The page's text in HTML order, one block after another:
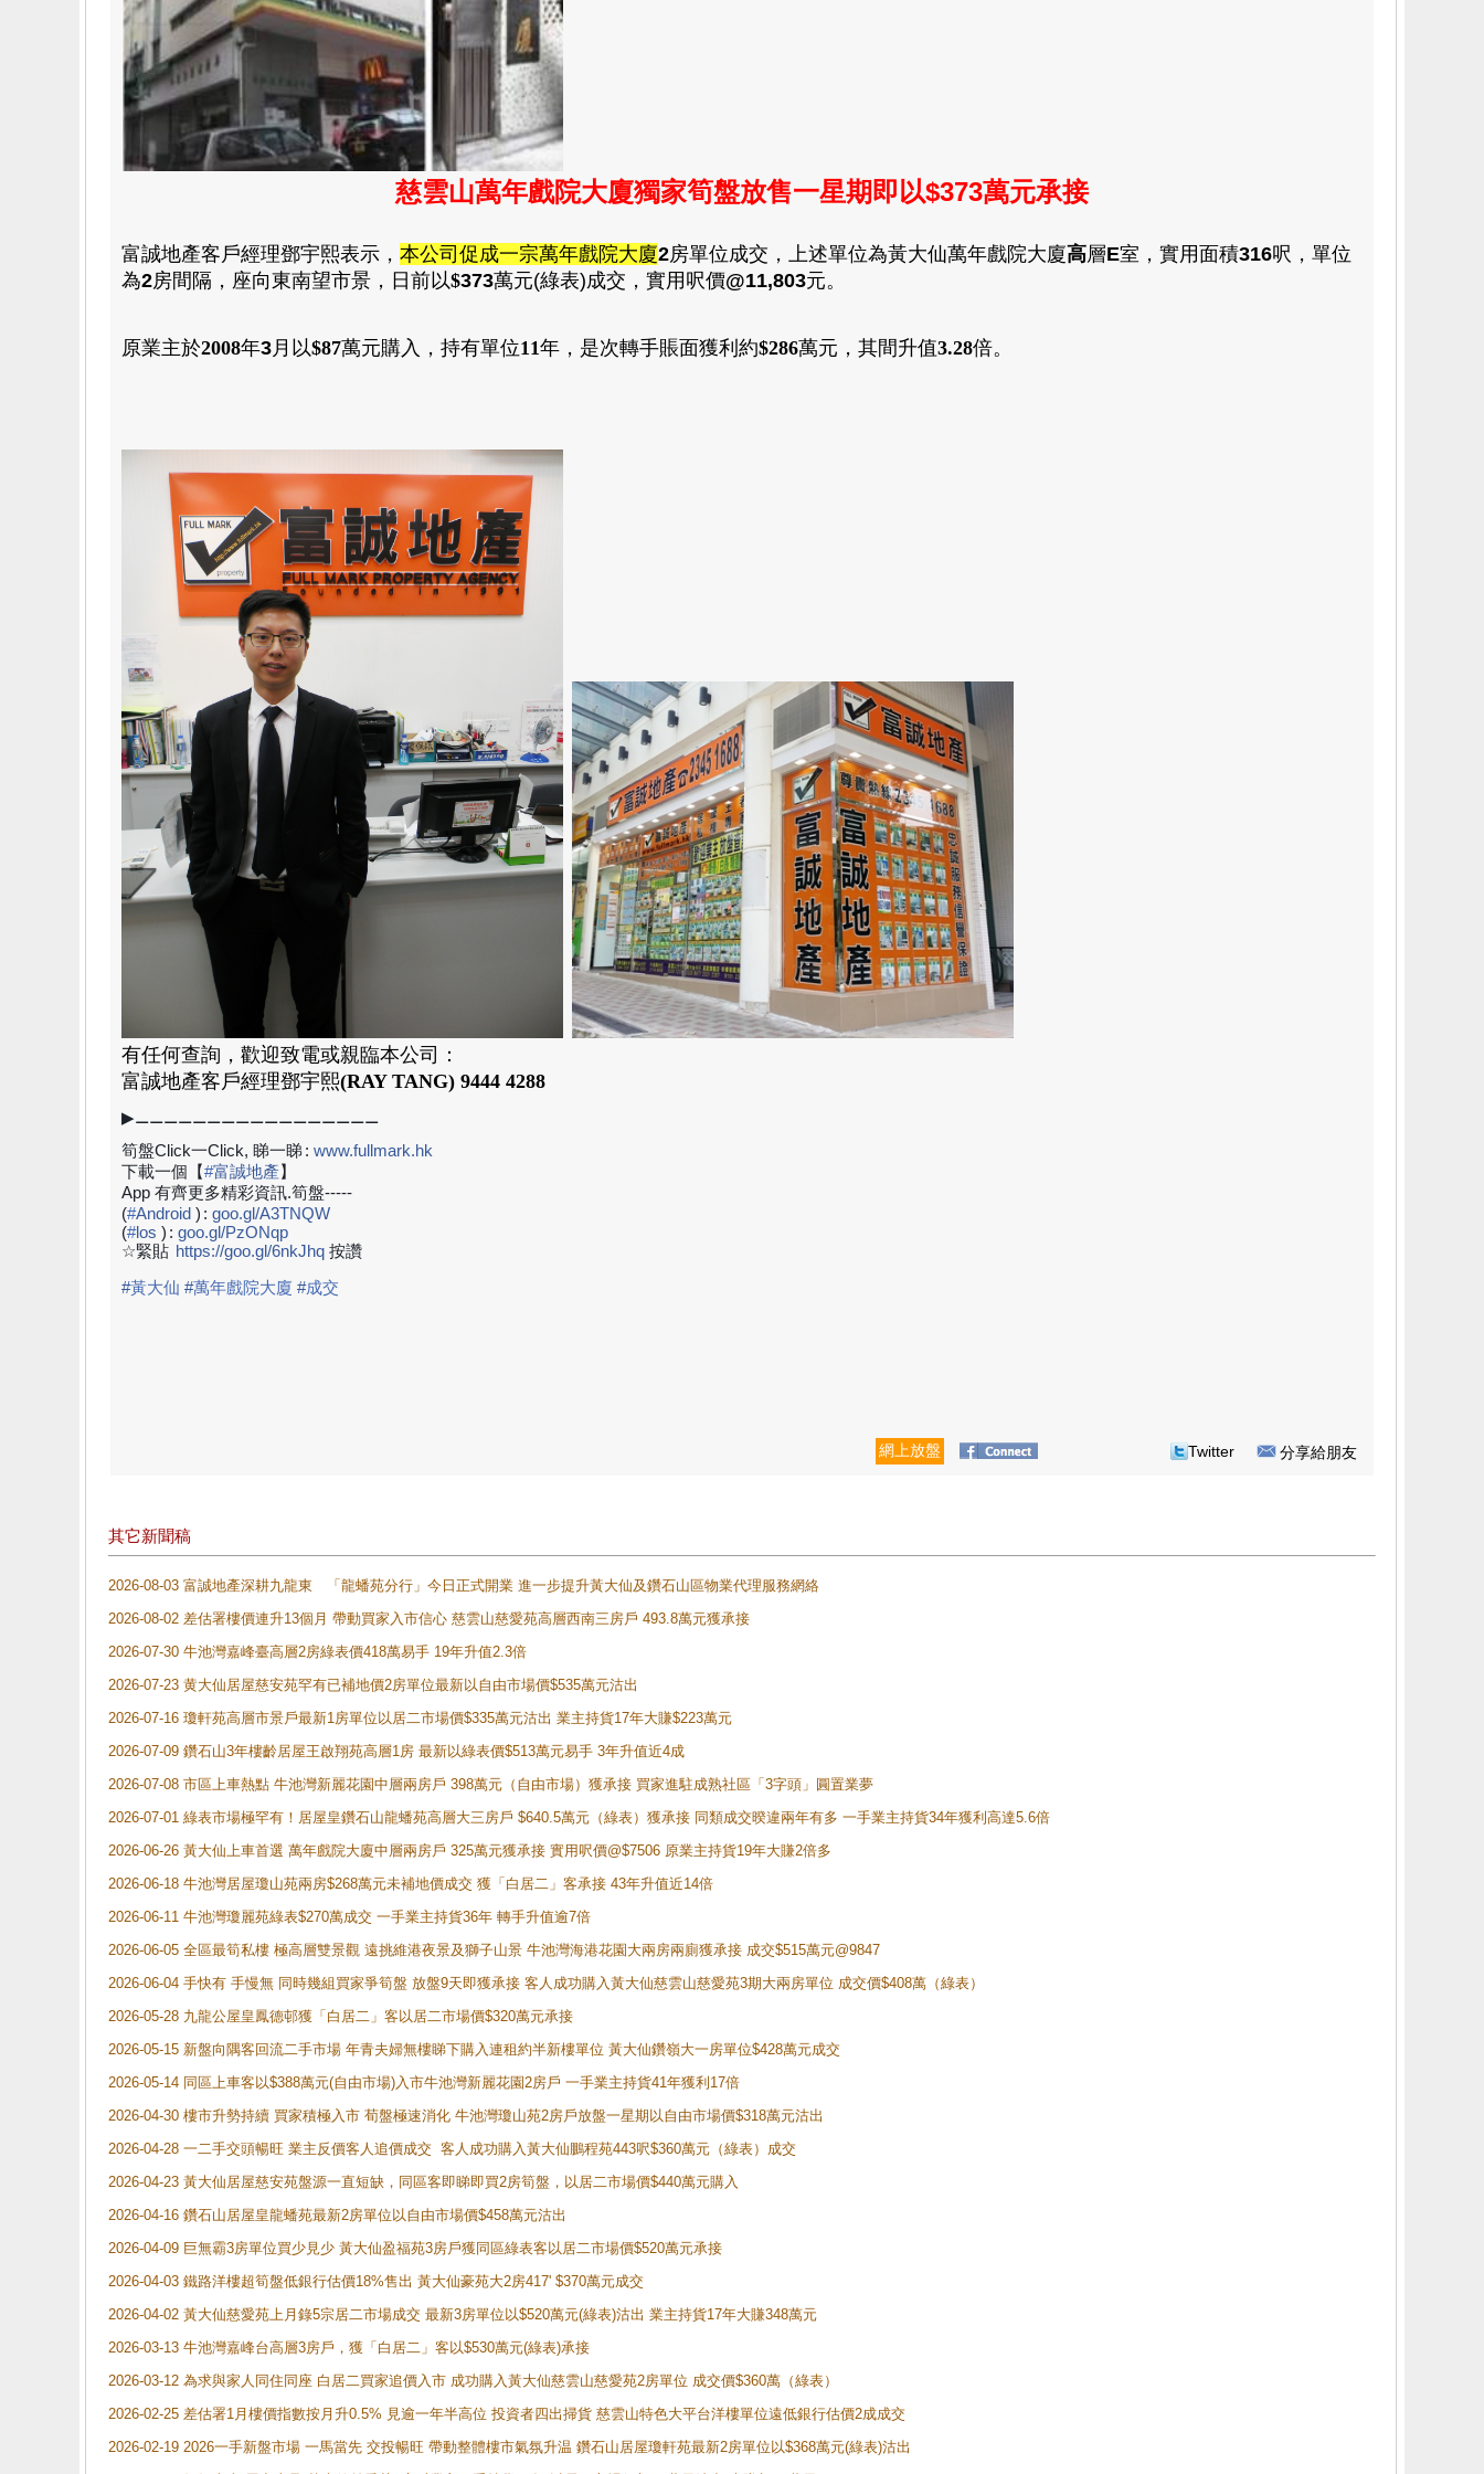
慈雲山萬年戲院大廈獨家筍盤放售一星期即以$373萬元承接
富誠地產客戶經理鄧宇熙表示 ， 本公司促成一宗萬年戲院大廈2房單位成交 ， 上述單位為黃大仙萬年戲院大廈高層E室 ， 實用 面積316呎， 單位
為2房間隔 ， 座向東南望市景 ，日前以$373萬元(綠表)成交 ， 實用呎價@11,803元。
原業主於2008年3月 以$87萬元購入 ， 持有單位11年 ， 是次轉手賬面獲利約$286萬元 ， 其間升值3.28倍。
有任何查詢，歡迎致電或親臨本公司：
富誠地產客戶經理鄧宇熙(RAY TANG) 9444 4288
▶⚊⚊⚊⚊⚊⚊⚊⚊⚊⚊⚊⚊⚊⚊⚊⚊⚊
筍盤Click一Click, 睇一睇: www.fullmark.hk
下載一個【#富誠地產】
App 有齊更多精彩資訊.筍盤-----
(#Android ) : goo.gl/A3TNQW
(#los ) : goo.gl/PzONqp
☆緊貼 https://goo.gl/6nkJhq 按讚
#黃大仙 #萬年戲院大廈 #成交
網上放盤 Twitter 分享給朋友
其它新聞稿
2026-08-03 富誠地產深耕九龍東 「龍蟠苑分行」今日正式開業 進一步提升黃大仙及鑽石山區物業代理服務網絡
2026-08-02 差估署樓價連升13個月 帶動買家入市信心 慈雲山慈愛苑高層西南三房戶 493.8萬元獲承接
2026-07-30 牛池灣嘉峰臺高層2房綠表價418萬易手 19年升值2.3倍
2026-07-23 黄大仙居屋慈安苑罕有已補地價2房單位最新以自由市場價$535萬元沽出
2026-07-16 瓊軒苑高層市景戶最新1房單位以居二市場價$335萬元沽出 業主持貨17年大賺$223萬元
2026-07-09 鑽石山3年樓齡居屋王啟翔苑高層1房 最新以綠表價$513萬元易手 3年升值近4成
2026-07-08 市區上車熱點 牛池灣新麗花園中層兩房戶 398萬元（自由市場）獲承接 買家進駐成熟社區「3字頭」圓置業夢
2026-07-01 綠表市場極罕有！居屋皇鑽石山龍蟠苑高層大三房戶 $640.5萬元（綠表）獲承接 同類成交暌違兩年有多 一手業主持貨34年獲利高達5.6倍
2026-06-26 黃大仙上車首選 萬年戲院大廈中層兩房戶 325萬元獲承接 實用呎價@$7506 原業主持貨19年大賺2倍多
2026-06-18 牛池灣居屋瓊山苑兩房$268萬元未補地價成交 獲「白居二」客承接 43年升值近14倍
2026-06-11 牛池灣瓊麗苑綠表$270萬成交 一手業主持貨36年 轉手升值逾7倍
2026-06-05 全區最筍私樓 極高層雙景觀 遠挑維港夜景及獅子山景 牛池灣海港花園大兩房兩廁獲承接 成交$515萬元@9847
2026-06-04 手快有 手慢無 同時幾組買家爭筍盤 放盤9天即獲承接 客人成功購入黃大仙慈雲山慈愛苑3期大兩房單位 成交價$408萬（綠表）
2026-05-28 九龍公屋皇鳳德邨獲「白居二」客以居二市場價$320萬元承接
2026-05-15 新盤向隅客回流二手市場 年青夫婦無樓睇下購入連租約半新樓單位 黃大仙鑽嶺大一房單位$428萬元成交
2026-05-14 同區上車客以$388萬元(自由市場)入市牛池灣新麗花園2房戶 一手業主持貨41年獲利17倍
2026-04-30 樓市升勢持續 買家積極入市 荀盤極速消化 牛池灣瓊山苑2房戶放盤一星期以自由市場價$318萬元沽出
2026-04-28 一二手交頭暢旺 業主反價客人追價成交 客人成功購入黃大仙鵬程苑443呎$360萬元（綠表）成交
2026-04-23 黃大仙居屋慈安苑盤源一直短缺，同區客即睇即買2房筍盤，以居二市場價$440萬元購入
2026-04-16 鑽石山居屋皇龍蟠苑最新2房單位以自由市場價$458萬元沽出
2026-04-09 巨無霸3房單位買少見少 黃大仙盈福苑3房戶獲同區綠表客以居二市場價$520萬元承接
2026-04-03 鐵路洋樓超筍盤低銀行估價18%售出 黃大仙豪苑大2房417' $370萬元成交
2026-04-02 黃大仙慈愛苑上月錄5宗居二市場成交 最新3房單位以$520萬元(綠表)沽出 業主持貨17年大賺348萬元
2026-03-13 牛池灣嘉峰台高層3房戶，獲「白居二」客以$530萬元(綠表)承接
2026-03-12 為求與家人同住同座 白居二買家追價入市 成功購入黃大仙慈雲山慈愛苑2房單位 成交價$360萬（綠表）
2026-02-25 差估署1月樓價指數按月升0.5% 見逾一年半高位 投資者四出掃貨 慈雲山特色大平台洋樓單位遠低銀行估價2成成交
2026-02-19 2026一手新盤市場 一馬當先 交投暢旺 帶動整體樓市氣氛升温 鑽石山居屋瓊軒苑最新2房單位以$368萬元(綠表)沽出